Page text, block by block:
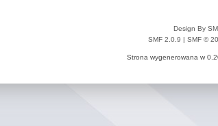
Design By
SMF 2.0.9 | SMF ©
Strona wygenerowana w